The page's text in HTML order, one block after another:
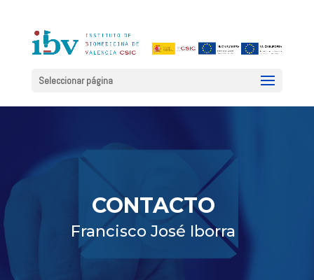
Seleccionar página
CONTACTO
Francisco José Iborra